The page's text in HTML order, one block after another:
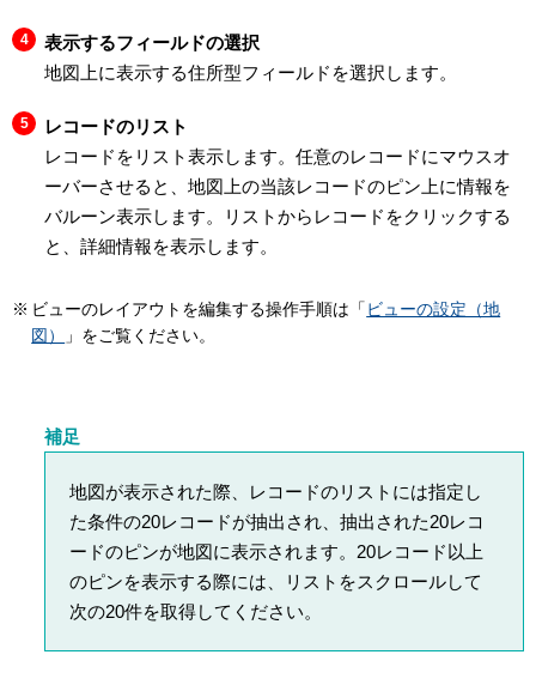
表示するフィールドの選択
地図上に表示する住所型フィールドを選択します。
レコードのリスト
レコードをリスト表示します。任意のレコードにマウスオ
ーバーさせると、地図上の当該レコードのピン上に情報を
バルーン表示します。リストからレコードをクリックする
と、詳細情報を表示します。
ビューのレイアウトを編集する操作手順は「 ビューの設定（地
図）
」をご覧ください。
補足
地図が表示された際、レコードのリストには指定し
た条件の20レコードが抽出され、抽出された20レコ
ードのピンが地図に表示されます。20レコード以上
のピンを表示する際には、リストをスクロールして
次の20件を取得してください。